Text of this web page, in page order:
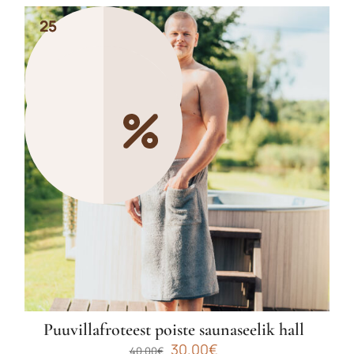
25
25
Puuvillafroteest poiste saunaseelik hall
40.00€ Algne
30.00€Praegune